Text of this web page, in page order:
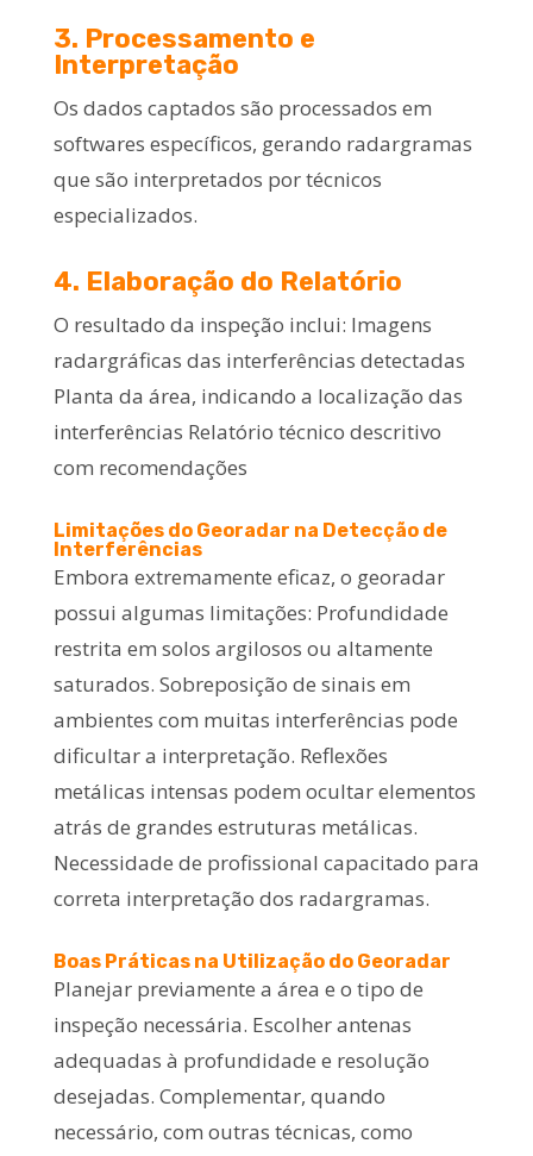
3. Processamento e
Interpretação
Os dados captados são processados em
softwares específicos, gerando radargramas
que são interpretados por técnicos
especializados.
4. Elaboração do Relatório
O resultado da inspeção inclui: Imagens
radargráficas das interferências detectadas
Planta da área, indicando a localização das
interferências Relatório técnico descritivo
com recomendações
Limitações do Georadar na Detecção de
Interferências
Embora extremamente eficaz, o georadar
possui algumas limitações: Profundidade
restrita em solos argilosos ou altamente
saturados. Sobreposição de sinais em
ambientes com muitas interferências pode
dificultar a interpretação. Reflexões
metálicas intensas podem ocultar elementos
atrás de grandes estruturas metálicas.
Necessidade de profissional capacitado para
correta interpretação dos radargramas.
Boas Práticas na Utilização do Georadar
Planejar previamente a área e o tipo de
inspeção necessária. Escolher antenas
adequadas à profundidade e resolução
desejadas. Complementar, quando
necessário, com outras técnicas, como